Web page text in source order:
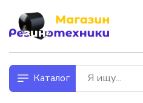
Каталог